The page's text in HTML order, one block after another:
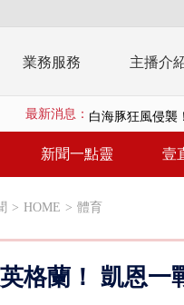
業務服務 主播介
最新消息： 白海豚狂風侵襲
慈濟遭詐10億！
新聞一點靈 壹
> HOME > 體育
格蘭！ 凱恩一